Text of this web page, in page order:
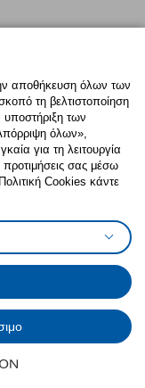
ΙΚΕΑ.gr
- 2025
αποθήκευση όλων των
τη βελτιστοποίηση
υποστήριξη των
όλων»,
για τη λειτουργία
προτιμήσεις σας μέσω
Cookies κάντε